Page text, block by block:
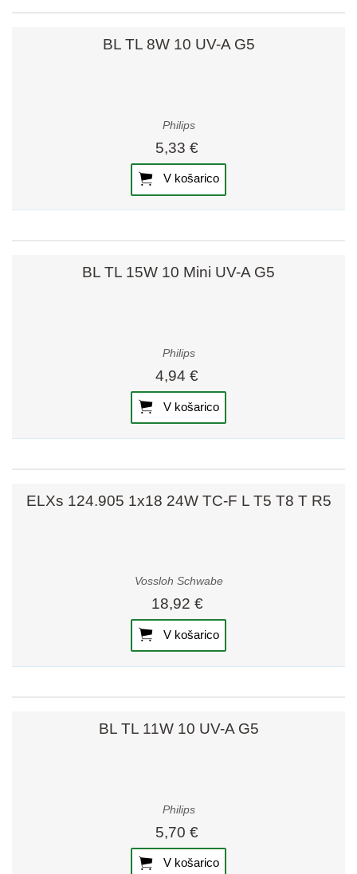
BL TL 8W 10 UV-A G5
Philips
5,33 €
V košarico
BL TL 15W 10 Mini UV-A G5
Philips
4,94 €
V košarico
ELXs 124.905 1x18 24W TC-F L T5 T8 T R5
Vossloh Schwabe
18,92 €
V košarico
BL TL 11W 10 UV-A G5
Philips
5,70 €
V košarico